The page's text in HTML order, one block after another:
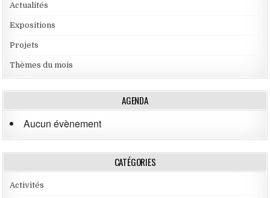
Actualités
Expositions
Projets
Thèmes du mois
AGENDA
Aucun évènement
CATÉGORIES
Activités